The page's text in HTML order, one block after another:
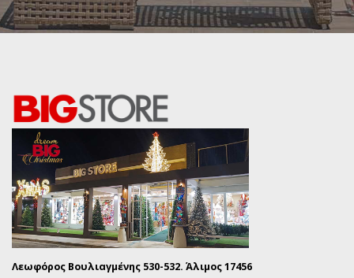
Λεωφόρος Βουλιαγμένης 530-532. Άλιμος 17456